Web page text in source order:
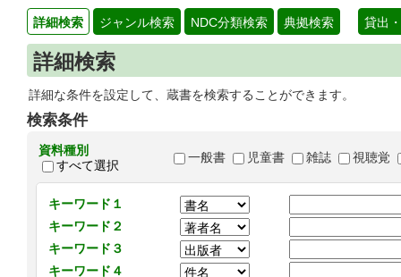
詳細検索 ジャンル検索 NDC分類検索 典拠検索 貸出
詳細検索
詳細な条件を設定して、蔵書を検索することができます。
検索条件
資料種別
すべて選択
一般書 児童書 雑誌 視聴覚
キーワード１
キーワード２
キーワード３
キーワード４